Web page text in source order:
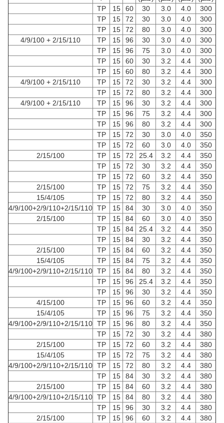
300
4.0
3.0
30
60
15
TP
300
4.0
3.0
30
72
15
TP
300
4.0
3.0
80
72
15
TP
300
4.0
3.0
30
96
15
TP
2/15/110 + 4/9/100
300
4.0
3.0
75
96
15
TP
300
4.4
3.2
30
60
15
TP
300
4.4
3.2
80
60
15
TP
300
4.4
3.2
30
72
15
TP
2/15/110 + 4/9/100
300
4.4
3.2
80
72
15
TP
300
4.4
3.2
30
96
15
TP
2/15/110 + 4/9/100
300
4.4
3.2
75
96
15
TP
300
4.4
3.2
80
96
15
TP
350
4.0
3.0
30
72
15
TP
350
4.0
3.0
60
72
15
TP
350
4.4
3.2
25.4
72
15
TP
2/15/100
350
4.4
3.2
30
72
15
TP
350
4.4
3.2
60
72
15
TP
350
4.4
3.2
75
72
15
TP
2/15/100
350
4.4
3.2
80
72
15
TP
15/4/105
350
4.0
3.0
30
84
15
TP
4/9/100+2/9/110+2/15/110
350
4.0
3.0
60
84
15
TP
2/15/100
350
4.4
3.2
25.4
84
15
TP
350
4.4
3.2
30
84
15
TP
350
4.4
3.2
60
84
15
TP
2/15/100
350
4.4
3.2
75
84
15
TP
15/4/105
350
4.4
3.2
80
84
15
TP
4/9/100+2/9/110+2/15/110
350
4.4
3.2
25.4
96
15
TP
350
4.4
3.2
30
96
15
TP
350
4.4
3.2
60
96
15
TP
4/15/100
350
4.4
3.2
75
96
15
TP
15/4/105
350
4.4
3.2
80
96
15
TP
4/9/100+2/9/110+2/15/110
380
4.4
3.2
30
72
15
TP
380
4.4
3.2
60
72
15
TP
2/15/100
380
4.4
3.2
75
72
15
TP
15/4/105
380
4.4
3.2
80
72
15
TP
4/9/100+2/9/110+2/15/110
380
4.4
3.2
30
84
15
TP
380
4.4
3.2
60
84
15
TP
2/15/100
380
4.4
3.2
80
84
15
TP
4/9/100+2/9/110+2/15/110
380
4.4
3.2
30
96
15
TP
380
4.4
3.2
60
96
15
TP
2/15/100